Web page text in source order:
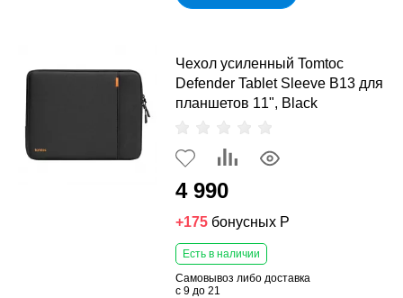
Чехол усиленный Tomtoc
Defender Tablet Sleeve B13 для
планшетов 11", Black
4 990
+175 бонусных Р
Есть в наличии
Самовывоз либо доставка
с 9 до 21